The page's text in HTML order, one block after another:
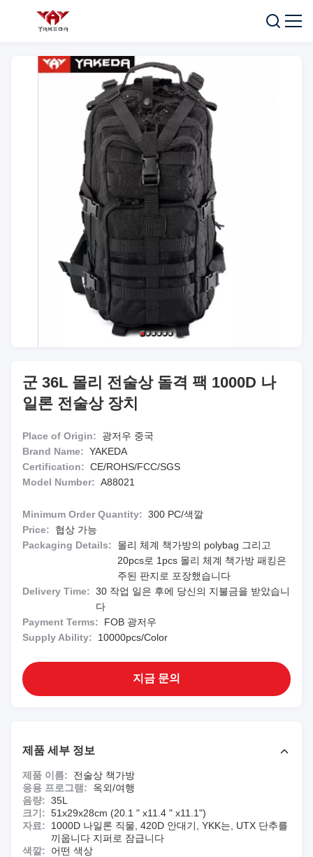
군 36L 몰리 전술상 돌격 팩 1000D 나
일론 전술상 장치
Place of Origin:
광저우 중국
Brand Name: YAKEDA
Certification: CE/ROHS/FCC/SGS
Model Number: A88021
Minimum Order Quantity: 300 PC/색깔
Price:
협상 가능
Packaging Details:
몰리 체계 책가방의 polybag 그리고
20pcs로 1pcs 몰리 체계 책가방 패킹은
주된 판지로 포장했습니다
Delivery Time: 30 작업 일은 후에 당신의 지불금을 받았습니
다
Payment Terms:
FOB 광저우
Supply Ability:
10000pcs/Color
지금 문의
제품 세부 정보
제품 이름:
전술상 책가방
응용 프로그램:
옥외/여행
음량: 35L
크기: 51x29x28cm (20.1 " x11.4 " x11.1")
자료:
1000D 나일론 직물, 420D 안대기, YKK는, UTX 단추를
끼웁니다 지퍼로 잠급니다
색깔:
어떤 색상